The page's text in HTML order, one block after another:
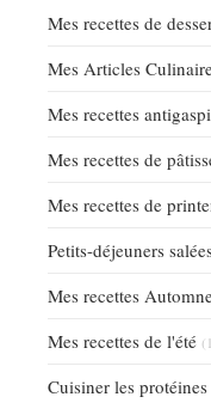
Mes recettes de
Mes Articles
Mes recettes antigaspi
Mes recettes de
Mes recettes de
Petits-déjeuners
Mes recettes
Mes recettes de l'été
Cuisiner les protéines